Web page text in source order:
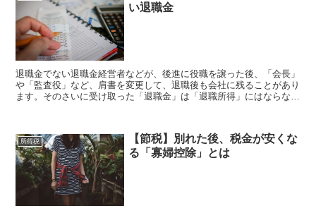
い退職金
退職金でない退職金経営者などが、後進に役職を譲った後、「会長」
や「監査役」など、肩書を変更して、退職後も会社に残ることがあり
ます。そのさいに受け取った「退職金」は「退職所得」にはならない
所得税
【節税】別れた後、税金が安くな
る「寡婦控除」とは